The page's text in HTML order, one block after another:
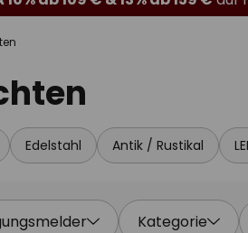
Edelstahl Antik / Rustikal
Kategorie